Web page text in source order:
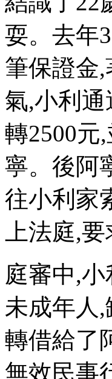
耍。去年
筆保證金
氣,小利
轉2500元
寧。後阿
往小利家
上法庭,
庭審中,小
未成年人
轉借給了
無效民事